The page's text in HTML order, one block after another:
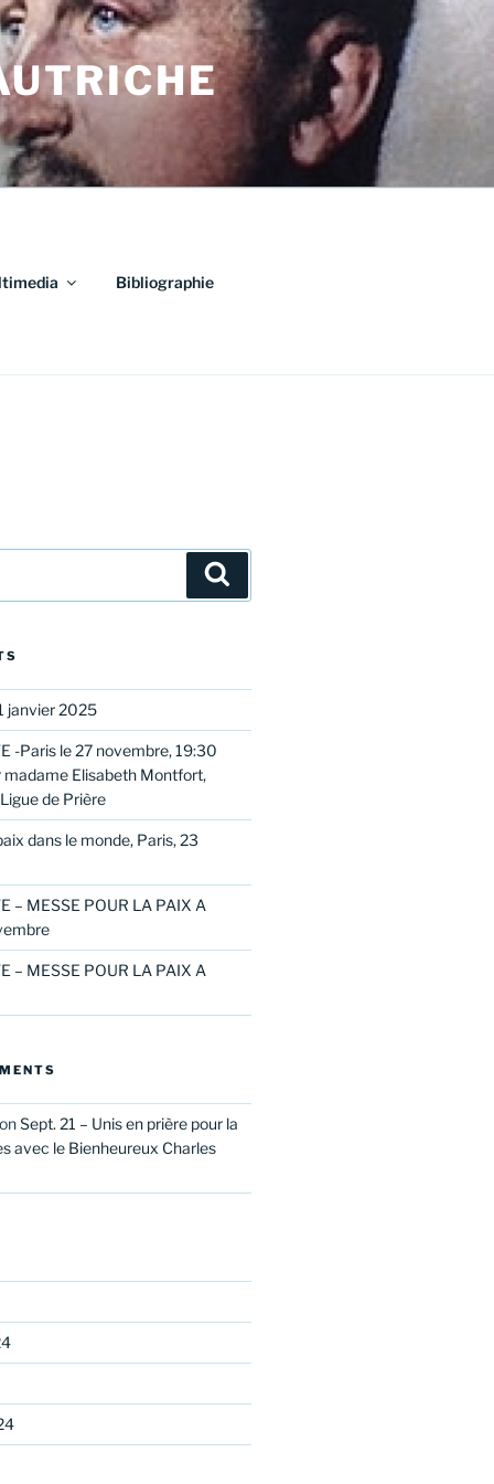
Bibliographie
janvier 2025
-Paris le 27 novembre, 19:30
Elisabeth Montfort,
de Prière
dans le monde, Paris, 23
– MESSE POUR LA PAIX A
– MESSE POUR LA PAIX A
Sept. 21 – Unis en prière pour la
avec le Bienheureux Charles